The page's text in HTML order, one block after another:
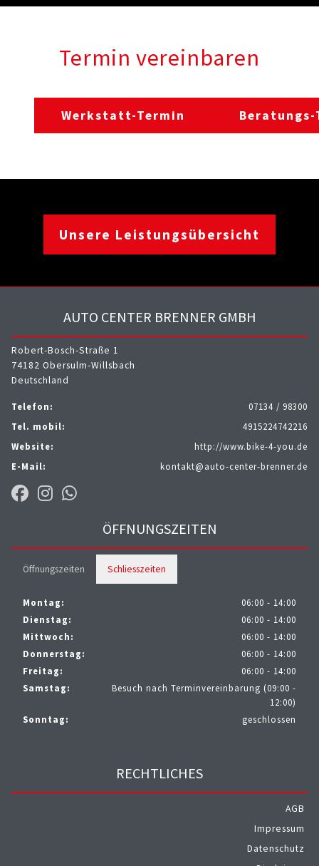
Termin vereinbaren
Werkstatt-Termin
Unsere Leistungsübersicht
AUTO CENTER BRENNER GMBH
Robert-Bosch-Straße 1
74182 Obersulm-Willsbach
Deutschland
Telefon:
07134 / 98300
Tel. mobil:
4915224742216
Website:
http://www.bike-4-you.de
E-Mail:
kontakt@auto-center-brenner.de
ÖFFNUNGSZEITEN
Öffnungszeiten Schliesszeiten
Montag:
06:00 - 14:00
Dienstag:
06:00 - 14:00
Mittwoch:
06:00 - 14:00
Donnerstag:
06:00 - 14:00
Freitag:
06:00 - 14:00
Samstag:
Besuch nach Terminvereinbarung (09:00 -
12:00)
Sonntag:
geschlossen
RECHTLICHES
AGB
Impressum
Datenschutz